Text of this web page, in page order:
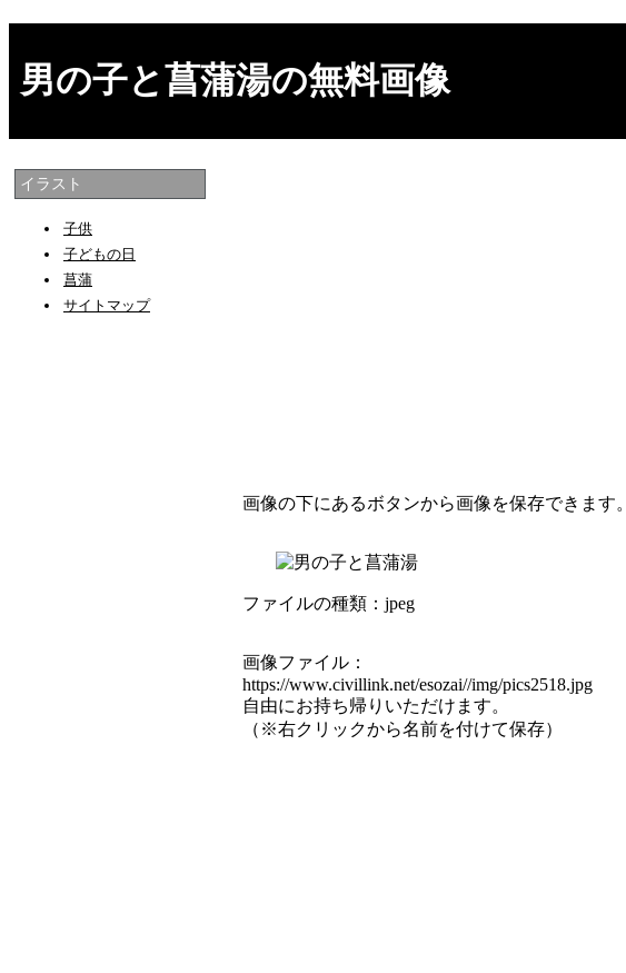
男の子と菖蒲湯の無料画像
画像の下にあるボタンから画像を保存できます。
ファイルの種類：jpeg
画像ファイル：
https://www.civillink.net/esozai//img/pics2518.jpg
自由にお持ち帰りいただけます。
（※右クリックから名前を付けて保存）
イラスト
子供
子どもの日
菖蒲
サイトマップ